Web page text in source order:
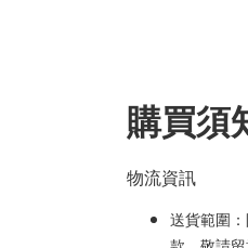
購買須
物流資訊
送貨範圍